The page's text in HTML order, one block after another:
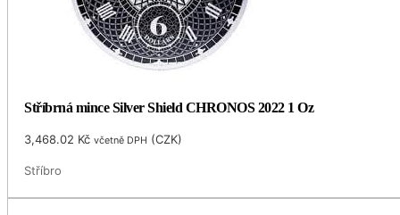
Stříbrná mince Silver Shield CHRONOS 2022 1 Oz
3,468.02 Kč včetně DPH (CZK)
Stříbro